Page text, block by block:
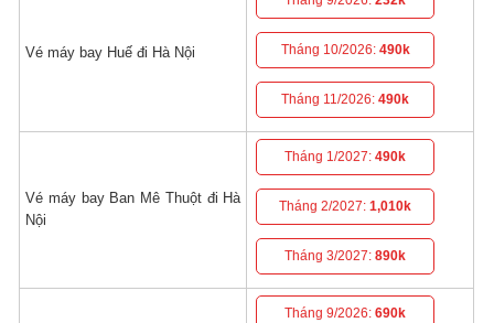
Vé máy bay Huế đi Hà Nội Tháng 10/2026: 490k
Tháng 11/2026:490k
Vé máy bay Ban Mê Thuột đi Hà
Nội
Tháng 1/2027:490k
Tháng 2/2027:1,010k
Tháng 3/2027:890k
Tháng 9/2026:690k